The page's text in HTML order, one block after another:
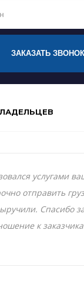
ЗАКАЗАТЬ ЗВОНОК
услугами
отправить
Спасибо
к